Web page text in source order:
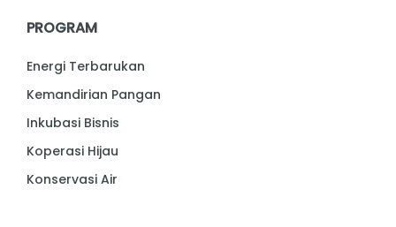
PROGRAM
Energi Terbarukan
Kemandirian Pangan
Inkubasi Bisnis
Koperasi Hijau
Konservasi Air